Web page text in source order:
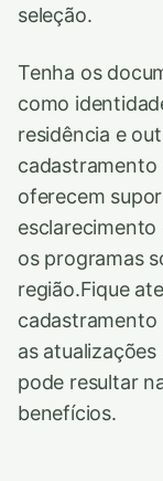
seleção.
Tenha os
como
residência e
cadastramento
oferecem
os programas
região.Fique
cadastramento
as
pode resultar
benefícios.